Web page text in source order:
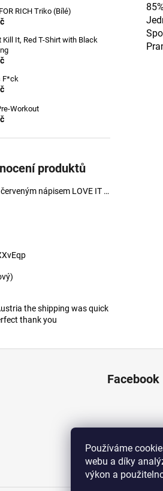
Používáme
webu a díky
výkon a
RICH Triko (Bílé)
Kill It, Red T-Shirt with Black
F*ck
Workout
produktů
OG Černá mikina s červeným nápisem LOVE IT KILL IT
je 5 z 5 hvězdiček.
je 5 z 5 hvězdiček.
je 5 z 5 hvězdiček.
the shipping was quick
thank you
Facebook